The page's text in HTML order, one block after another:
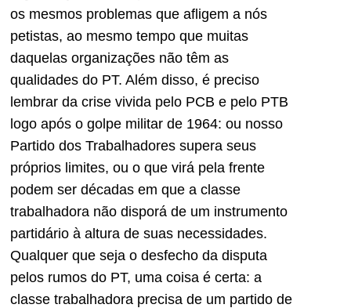
os mesmos problemas que afligem a nós
petistas, ao mesmo tempo que muitas
daquelas organizações não têm as
qualidades do PT. Além disso, é preciso
lembrar da crise vivida pelo PCB e pelo PTB
logo após o golpe militar de 1964: ou nosso
Partido dos Trabalhadores supera seus
próprios limites, ou o que virá pela frente
podem ser décadas em que a classe
trabalhadora não disporá de um instrumento
partidário à altura de suas necessidades.
Qualquer que seja o desfecho da disputa
pelos rumos do PT, uma coisa é certa: a
classe trabalhadora precisa de um partido de